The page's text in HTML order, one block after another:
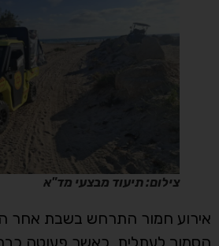
צילום: תיעוד מבצעי מד"א
אירוע חמור התרחש בשבת אחר